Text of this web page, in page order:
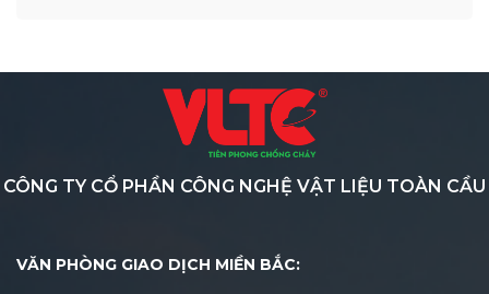
CÔNG TY CỔ PHẦN CÔNG NGHỆ VẬT LIỆU TOÀN CẦU
VĂN PHÒNG GIAO DỊCH MIỀN BẮC: